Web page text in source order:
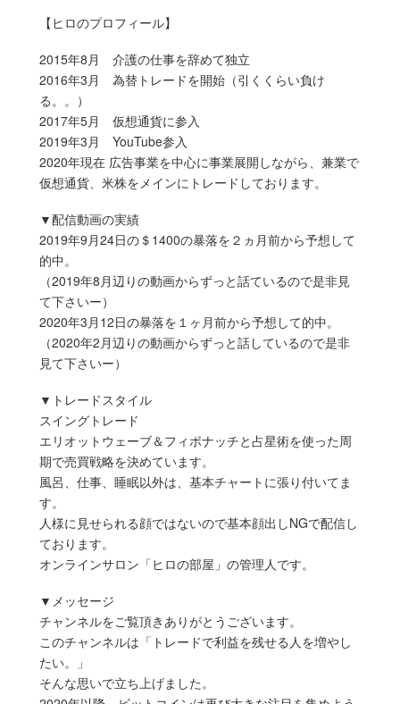
【ヒロのプロフィール】
2015年8月 介護の仕事を辞めて独立
2016年3月 為替トレードを開始（引くくらい負け
る。。）
2017年5月 仮想通貨に参入
2019年3月 YouTube参入
2020年現在 広告事業を中心に事業展開しながら、兼業で
仮想通貨、米株をメインにトレードしております。
▼配信動画の実績
2019年9月24日の＄1400の暴落を２ヵ月前から予想して
的中。
（2019年8月辺りの動画からずっと話ているので是非見
て下さいー）
2020年3月12日の暴落を１ヶ月前から予想して的中。
（2020年2月辺りの動画からずっと話しているので是非
見て下さいー）
▼トレードスタイル
スイングトレード
エリオットウェーブ＆フィボナッチと占星術を使った周
期で売買戦略を決めています。
風呂、仕事、睡眠以外は、基本チャートに張り付いてま
す。
人様に見せられる顔ではないので基本顔出しNGで配信し
ております。
オンラインサロン「ヒロの部屋」の管理人です。
▼メッセージ
チャンネルをご覧頂きありがとうございます。
このチャンネルは「トレードで利益を残せる人を増やし
たい。」
そんな思いで立ち上げました。